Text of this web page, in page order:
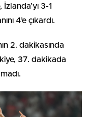
3-1
4’e çıkardı.
2. dakikasında
37. dakikada